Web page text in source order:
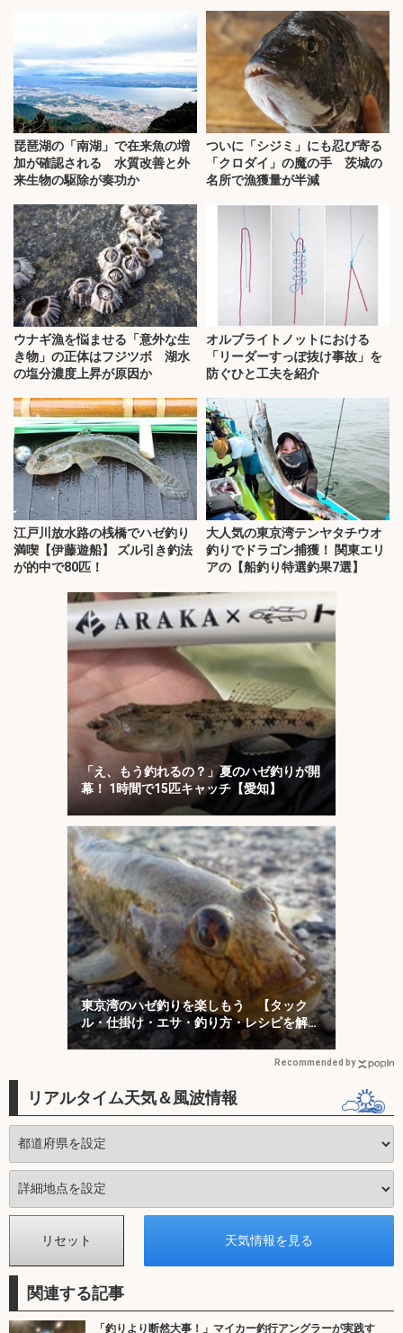
琵琶湖の「南湖」で在来魚の増
加が確認される 水質改善と外
来生物の駆除が奏功か
ついに「シジミ」にも忍び寄る
「クロダイ」の魔の手 茨城の
名所で漁獲量が半減
ウナギ漁を悩ませる「意外な生
き物」の正体はフジツボ 湖水
の塩分濃度上昇が原因か
オルブライトノットにおける
「リーダーすっぽ抜け事故」を
防ぐひと工夫を紹介
江戸川放水路の桟橋でハゼ釣り
満喫【伊藤遊船】 ズル引き釣法
が的中で80匹！
大人気の東京湾テンヤタチウオ
釣りでドラゴン捕獲！ 関東エリ
アの【船釣り特選釣果7選】
「え、もう釣れるの？」夏のハゼ釣りが開
幕！ 1時間で15匹キャッチ【愛知】
東京湾のハゼ釣りを楽しもう 【タック
ル・仕掛け・エサ・釣り方・レシピを解
説】
Recommended by
リアルタイム天気＆風波情報
関連する記事
「釣りより断然大事！」マイカー釣行アングラーが実践す